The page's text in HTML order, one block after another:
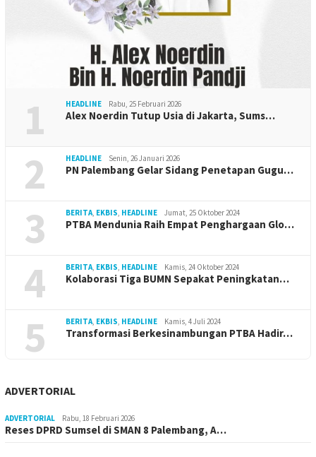
1 HEADLINE Rabu, 25 Februari 2026
Alex Noerdin Tutup Usia di Jakarta, Sums…
2 HEADLINE Senin, 26 Januari 2026
PN Palembang Gelar Sidang Penetapan Gugu…
3 BERITA EKBIS HEADLINE Jumat, 25 Oktober 2024
PTBA Mendunia Raih Empat Penghargaan Glo…
4 BERITA EKBIS HEADLINE Kamis, 24 Oktober 2024
Kolaborasi Tiga BUMN Sepakat Peningkatan…
5 BERITA EKBIS HEADLINE Kamis, 4 Juli 2024
Transformasi Berkesinambungan PTBA Hadir…
ADVERTORIAL
ADVERTORIAL Rabu, 18 Februari 2026
Reses DPRD Sumsel di SMAN 8 Palembang, A…